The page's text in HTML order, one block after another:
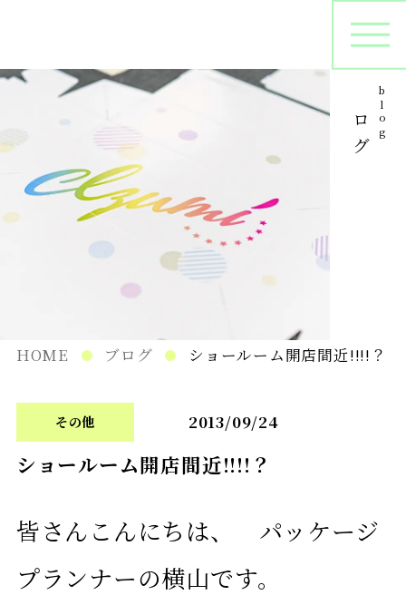
プリントサンプル
在庫管理
ブログblog
HOME ブログ ショールーム開店間近!!!!？
その他 2013/09/24
ショールーム開店間近!!!!？
皆さんこんにちは、 パッケージ
プランナーの横山です。